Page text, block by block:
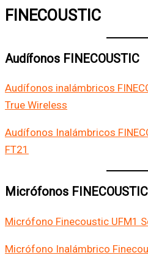
FINECOUSTIC
Audífonos FINECOUSTIC
Audífonos inalámbricos
True Wireless
Audífonos Inalámbricos
FT21
Micrófonos FINECOUSTIC
Micrófono Finecoustic UFM1
Micrófono Inalámbrico